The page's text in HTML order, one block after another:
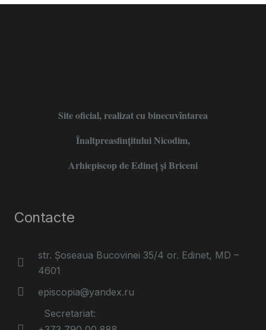
Site oficial, realizat cu binecuvîntarea
Înaltpreasfințitului Nicodim,
Arhiepiscop de Edineţ şi Briceni
Contacte
str. Șoseaua Bucovinei 35/4 or. Edinet, MD –
4601
episcopia@yandex.ru
Secretariat: